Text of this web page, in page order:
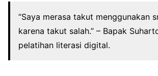
“Saya merasa takut menggunakan
karena takut salah.” – Bapak
pelatihan literasi digital.